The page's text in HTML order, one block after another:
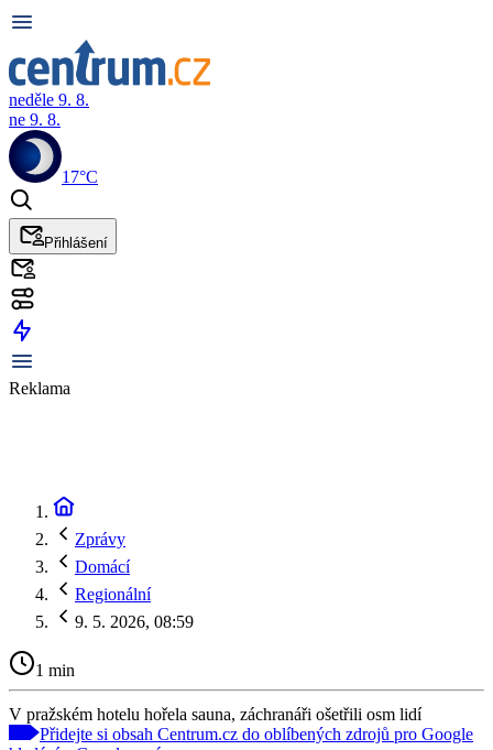
neděle 9. 8.
ne 9. 8.
17°C
Přihlášení
Reklama
Zprávy
Domácí
Regionální
9. 5. 2026, 08:59
1 min
V pražském hotelu hořela sauna, záchranáři ošetřili osm lidí
Přidejte si obsah Centrum.cz do oblíbených zdrojů pro Google